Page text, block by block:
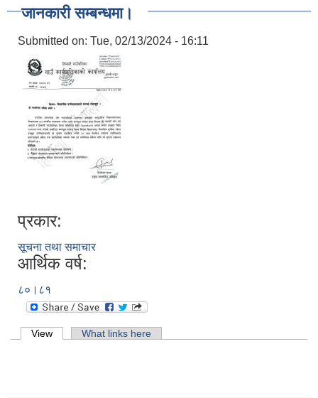
जानकारी सम्बन्धमा।
Submitted on: Tue, 02/13/2024 - 16:11
प्रकार:
सूचना तथा समाचार
आर्थिक वर्ष:
८०।८१
Primary tabs
View (active tab)What links here